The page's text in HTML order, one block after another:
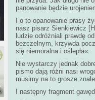
panowanie będzie
I o to opanowanie prasy
nasz pisarz Sienkiewicz
ludzie odróżniali prawdę
bezczelnym, krzywda
się niemoralna i oślepła«.
Nie wystarczy jednak
pismo dają różni nasi
musimy na to grosze
I następny fragment